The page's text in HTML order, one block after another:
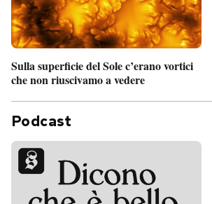
Sulla superficie del Sole c’erano vortici
che non riuscivamo a vedere
Podcast